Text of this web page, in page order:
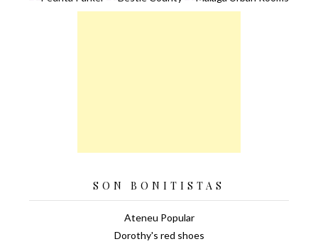
SON BONITISTAS
Ateneu Popular
Dorothy's red shoes